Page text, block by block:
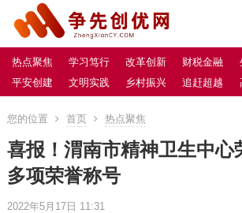
热点聚焦 学习笃行 改革创新 财税金融
平安创建
文明实践 乡村振兴 追赶超越
您的位置 首页 热点聚焦
喜报！渭南市精神卫生中心
多项荣誉称号
2022年5月17日 11:31